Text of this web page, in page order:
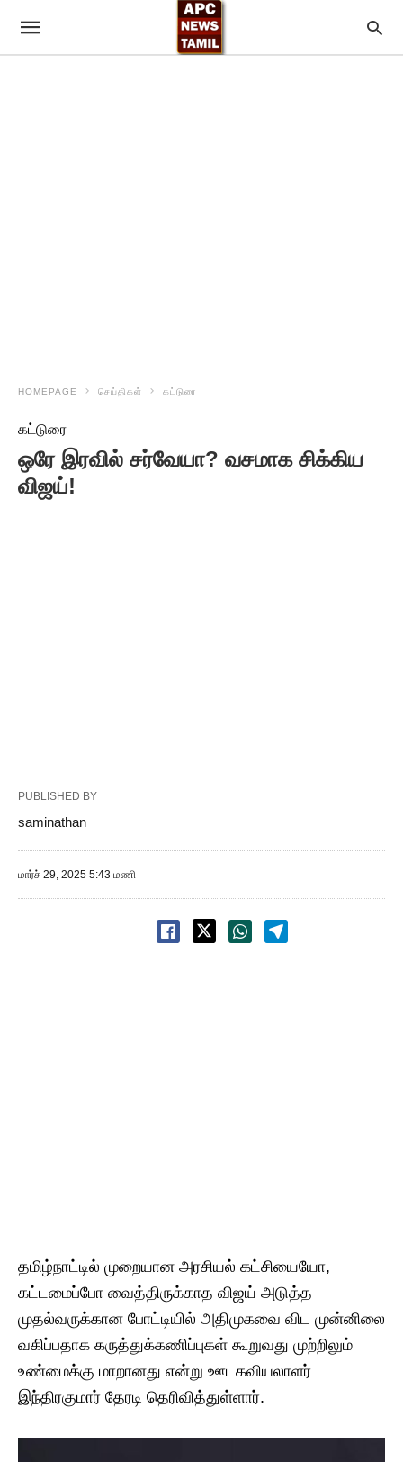
HOMEPAGE செய்திகள் கட்டுரை
கட்டுரை
ஒரே இரவில் சர்வேயா? வசமாக சிக்கிய
விஜய்!
PUBLISHED BY
saminathan
மார்ச் 29, 2025 5:43 மணி
தமிழ்நாட்டில் முறையான அரசியல் கட்சியையோ,
கட்டமைப்போ வைத்திருக்காத விஜய் அடுத்த
முதல்வருக்கான போட்டியில் அதிமுகவை விட முன்னிலை
வகிப்பதாக கருத்துக்கணிப்புகள் கூறுவது முற்றிலும்
உண்மைக்கு மாறானது என்று ஊடகவியலாளர்
இந்திரகுமார் தேரடி தெரிவித்துள்ளார்.